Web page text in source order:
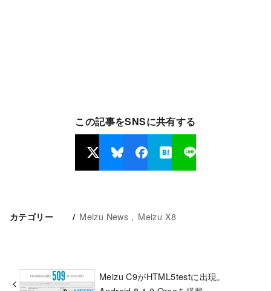
この記事をSNSに共有する
カテゴリー Meizu News Meizu X8
Meizu C9がHTML5testに出現。